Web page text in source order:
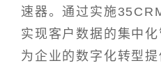
速器。通过实施
实现客户数据的集中化
为企业的数字化转型提